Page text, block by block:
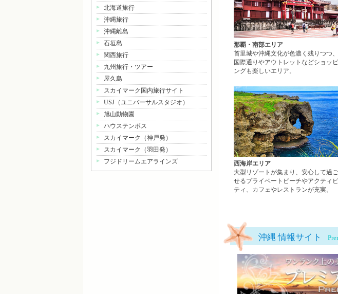
那覇・南部エリア
首里城や沖縄文化が色濃く残りつつ、
国際通りやアウトレットなどショッピ
ングも楽しいエリア。
西海岸エリア
大型リゾートが集まり、安心して過ご
せるプライベートビーチやアクティビ
ティ、カフェやレストランが充実。
沖縄 情報サイト
北海道旅行
沖縄旅行
沖縄離島
石垣島
関西旅行
九州旅行・ツアー
屋久島
スカイマーク国内旅行サイト
USJ（ユニバーサルスタジオ）
旭山動物園
ハウステンボス
スカイマーク（神戸発）
スカイマーク（羽田発）
フジドリームエアラインズ